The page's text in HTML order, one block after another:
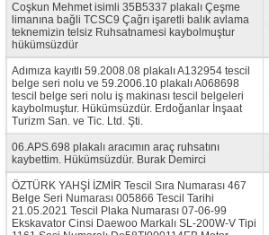
Coşkun Mehmet isimli 35B5337 plakalı Çeşme
limanına bağli TCSC9 Çağrı işaretli balık avlama
teknemizin telsiz Ruhsatnamesi kaybolmuştur
hükümsüzdür
Adımıza kayıtlı 59.2008.08 plakalı A132954 tescil
belge seri nolu ve 59.2006.10 plakalı A068698
tescil belge seri nolu iş makinası tescil belgeleri
kaybolmuştur. Hükümsüzdür. Erdoğanlar İnşaat
Turizm San. ve Tic. Ltd. Şti.
06.APS.698 plakalı aracımın araç ruhsatını
kaybettim. Hükümsüzdür. Burak Demirci
ÖZTÜRK YAHŞİ İZMİR Tescil Sıra Numarası 467
Belge Seri Numarası 005866 Tescil Tarihi
21.05.2021 Tescil Plaka Numarası 07-06-99
Ekskavator Cinsi Daewoo Markalı SL-200W-V Tipi